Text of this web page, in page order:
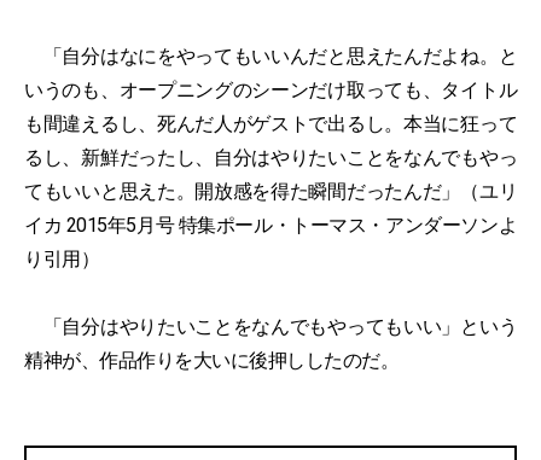
「自分はなにをやってもいいんだと思えたんだよね。と
いうのも、オープニングのシーンだけ取っても、タイトル
も間違えるし、死んだ人がゲストで出るし。本当に狂って
るし、新鮮だったし、自分はやりたいことをなんでもやっ
てもいいと思えた。開放感を得た瞬間だったんだ」（ユリ
イカ 2015年5月号 特集ポール・トーマス・アンダーソンよ
り引用）
「自分はやりたいことをなんでもやってもいい」という
精神が、作品作りを大いに後押ししたのだ。